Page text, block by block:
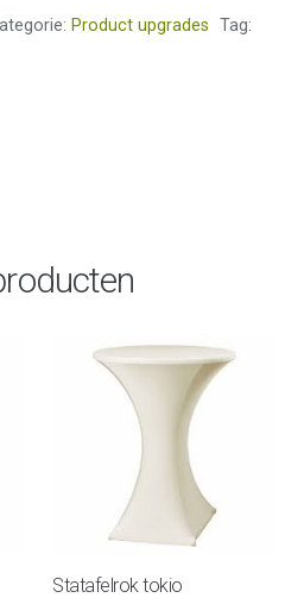
Product upgrades Tag:
Statafelrok tokio